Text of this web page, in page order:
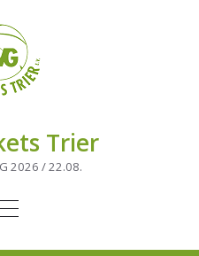
Trier
2026 / 22.08.
NAVIGATION